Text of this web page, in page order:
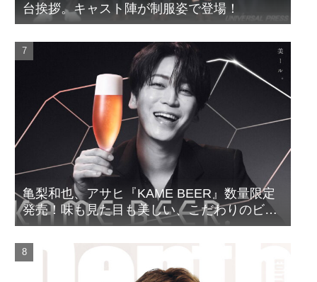
台挨拶。キャスト陣が制服姿で登場！
亀梨和也、アサヒ『KAME BEER』数量限定
発売！味も見た目も美しい、こだわりのビー
ルがついに完成